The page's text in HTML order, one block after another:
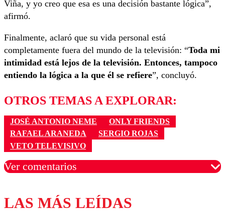
Viña, y yo creo que esa es una decisión bastante lógica”,
afirmó.
Finalmente, aclaró que su vida personal está
completamente fuera del mundo de la televisión: “Toda mi
intimidad está lejos de la televisión. Entonces, tampoco
entiendo la lógica a la que él se refiere”, concluyó.
OTROS TEMAS A EXPLORAR:
JOSÉ ANTONIO NEME
ONLY FRIENDS
RAFAEL ARANEDA
SERGIO ROJAS
VETO TELEVISIVO
Ver comentarios
Los comentarios son moderados para garantizar un
diálogo respetuoso.
LAS MÁS LEÍDAS